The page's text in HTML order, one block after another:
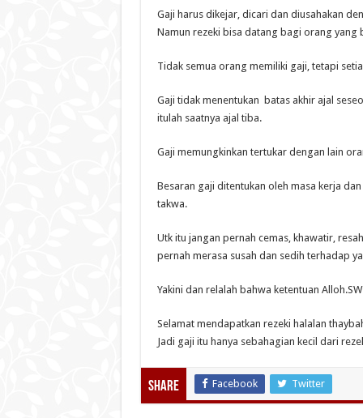
Gaji harus dikejar, dicari dan diusahakan
Namun rezeki bisa datang bagi orang yang
Tidak semua orang memiliki gaji, tetapi
Gaji tidak menentukan batas akhir ajal
itulah saatnya ajal tiba.
Gaji memungkinkan tertukar dengan lain
Besaran gaji ditentukan oleh masa kerja
takwa.
Utk itu jangan pernah cemas, khawatir,
pernah merasa susah dan sedih terhadap
Yakini dan relalah bahwa ketentuan
Selamat mendapatkan rezeki halalan
Jadi gaji itu hanya sebahagian kecil dari
Share Facebook Twitter